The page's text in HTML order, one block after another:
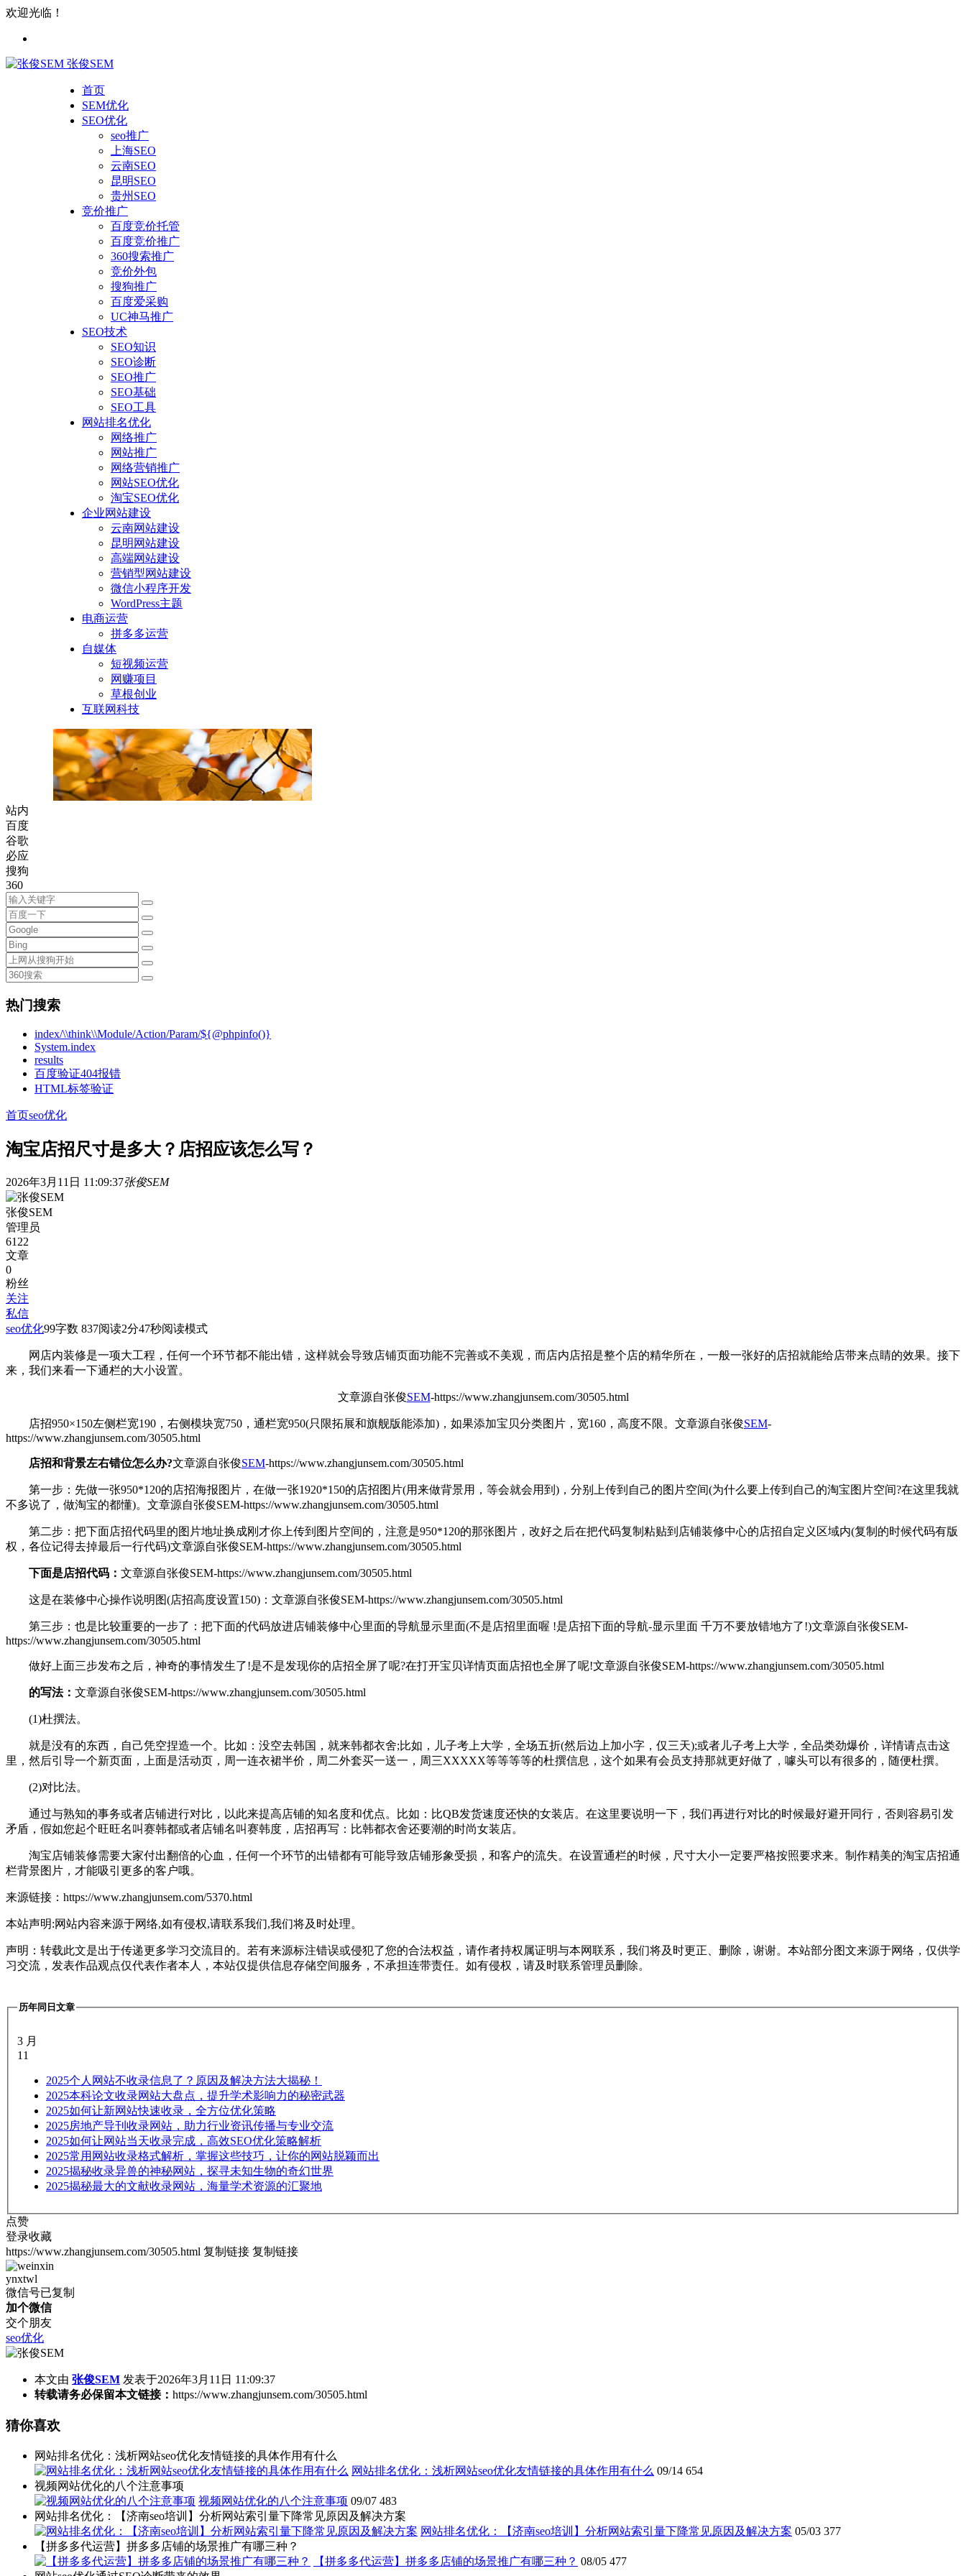
欢迎光临！
张俊SEM
首页
SEM优化
SEO优化
seo推广
上海SEO
云南SEO
昆明SEO
贵州SEO
竞价推广
百度竞价托管
百度竞价推广
360搜索推广
竞价外包
搜狗推广
百度爱采购
UC神马推广
SEO技术
SEO知识
SEO诊断
SEO推广
SEO基础
SEO工具
网站排名优化
网络推广
网站推广
网络营销推广
网站SEO优化
淘宝SEO优化
企业网站建设
云南网站建设
昆明网站建设
高端网站建设
营销型网站建设
微信小程序开发
WordPress主题
电商运营
拼多多运营
自媒体
短视频运营
网赚项目
草根创业
互联网科技
站内
百度
谷歌
必应
搜狗
360
热门搜索
index/\\think\\Module/Action/Param/${@phpinfo()}
System.index
results
百度验证404报错
HTML标签验证
首页seo优化
淘宝店招尺寸是多大？店招应该怎么写？
2026年3月11日 11:09:37张俊SEM
张俊SEM
管理员
6122
文章
0
粉丝
关注
私信
seo优化99字数 837阅读2分47秒阅读模式
网店内装修是一项大工程，任何一个环节都不能出错，这样就会导致店铺页面功能不完善或不美观，而店内店招是整个店的精华所在，一般一张好的店招就能给店带来点睛的效果。接下
来，我们来看一下通栏的大小设置。
文章源自张俊SEM-https://www.zhangjunsem.com/30505.html
店招950×150左侧栏宽190，右侧模块宽750，通栏宽950(只限拓展和旗舰版能添加)，如果添加宝贝分类图片，宽160，高度不限。 文章源自张俊SEM-
https://www.zhangjunsem.com/30505.html
店招和背景左右错位怎么办?文章源自张俊SEM-https://www.zhangjunsem.com/30505.html
第一步：先做一张950*120的店招海报图片，在做一张1920*150的店招图片(用来做背景用，等会就会用到)，分别上传到自己的图片空间(为什么要上传到自己的淘宝图片空间?在这里我就
不多说了，做淘宝的都懂)。 文章源自张俊SEM-https://www.zhangjunsem.com/30505.html
第二步：把下面店招代码里的图片地址换成刚才你上传到图片空间的，注意是950*120的那张图片，改好之后在把代码复制粘贴到店铺装修中心的店招自定义区域内(复制的时候代码有版
权，各位记得去掉最后一行代码)文章源自张俊SEM-https://www.zhangjunsem.com/30505.html
下面是店招代码： 文章源自张俊SEM-https://www.zhangjunsem.com/30505.html
这是在装修中心操作说明图(店招高度设置150)： 文章源自张俊SEM-https://www.zhangjunsem.com/30505.html
第三步：也是比较重要的一步了：把下面的代码放进店铺装修中心里面的导航显示里面(不是店招里面喔 !是店招下面的导航-显示里面 千万不要放错地方了!)文章源自张俊SEM-
https://www.zhangjunsem.com/30505.html
做好上面三步发布之后，神奇的事情发生了!是不是发现你的店招全屏了呢?在打开宝贝详情页面店招也全屏了呢!文章源自张俊SEM-https://www.zhangjunsem.com/30505.html
的写法： 文章源自张俊SEM-https://www.zhangjunsem.com/30505.html
(1)杜撰法。
就是没有的东西，自己凭空捏造一个。比如：没空去韩国，就来韩都衣舍;比如，儿子考上大学，全场五折(然后边上加小字，仅三天);或者儿子考上大学，全品类劲爆价，详情请点击这
里，然后引导一个新页面，上面是活动页，周一连衣裙半价，周二外套买一送一，周三XXXXX等等等等的杜撰信息，这个如果有会员支持那就更好做了，噱头可以有很多的，随便杜撰。
(2)对比法。
通过与熟知的事务或者店铺进行对比，以此来提高店铺的知名度和优点。比如：比QB发货速度还快的女装店。在这里要说明一下，我们再进行对比的时候最好避开同行，否则容易引发
矛盾，假如您起个旺旺名叫赛韩都或者店铺名叫赛韩度，店招再写：比韩都衣舍还要潮的时尚女装店。
淘宝店铺装修需要大家付出翻倍的心血，任何一个环节的出错都有可能导致店铺形象受损，和客户的流失。在设置通栏的时候，尺寸大小一定要严格按照要求来。制作精美的淘宝店招通
栏背景图片，才能吸引更多的客户哦。
来源链接：https://www.zhangjunsem.com/5370.html
本站声明:网站内容来源于网络,如有侵权,请联系我们,我们将及时处理。
声明：转载此文是出于传递更多学习交流目的。若有来源标注错误或侵犯了您的合法权益，请作者持权属证明与本网联系，我们将及时更正、删除，谢谢。本站部分图文来源于网络，仅供学
习交流，发表作品观点仅代表作者本人，本站仅提供信息存储空间服务，不承担连带责任。如有侵权，请及时联系管理员删除。
历年同日文章
3 月
11
2025个人网站不收录信息了？原因及解决方法大揭秘！
2025本科论文收录网站大盘点，提升学术影响力的秘密武器
2025如何让新网站快速收录，全方位优化策略
2025房地产导刊收录网站，助力行业资讯传播与专业交流
2025如何让网站当天收录完成，高效SEO优化策略解析
2025常用网站收录格式解析，掌握这些技巧，让你的网站脱颖而出
2025揭秘收录异兽的神秘网站，探寻未知生物的奇幻世界
2025揭秘最大的文献收录网站，海量学术资源的汇聚地
点赞
登录收藏
https://www.zhangjunsem.com/30505.html 复制链接 复制链接
ynxtwl
微信号已复制
加个微信
交个朋友
seo优化
本文由 张俊SEM 发表于2026年3月11日 11:09:37
转载请务必保留本文链接： https://www.zhangjunsem.com/30505.html
猜你喜欢
网站排名优化：浅析网站seo优化友情链接的具体作用有什么
网站排名优化：浅析网站seo优化友情链接的具体作用有什么 09/14 654
视频网站优化的八个注意事项
视频网站优化的八个注意事项 09/07 483
网站排名优化：【济南seo培训】分析网站索引量下降常见原因及解决方案
网站排名优化：【济南seo培训】分析网站索引量下降常见原因及解决方案 05/03 377
【拼多多代运营】拼多多店铺的场景推广有哪三种？
【拼多多代运营】拼多多店铺的场景推广有哪三种？ 08/05 477